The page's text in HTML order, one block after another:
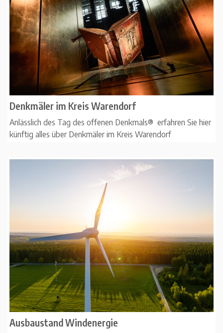
Denkmäler im Kreis Warendorf
Anlässlich des Tag des offenen Denkmals® erfahren Sie hier
künftig alles über Denkmäler im Kreis Warendorf
Ausbaustand Windenergie